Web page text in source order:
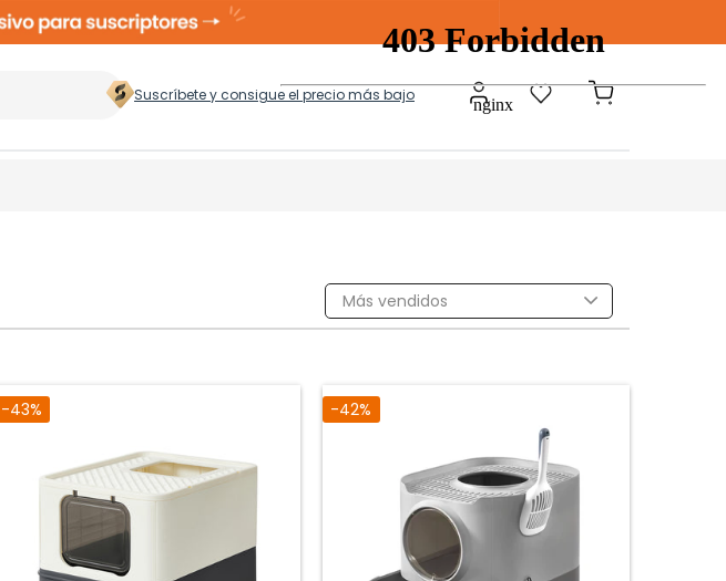
Suscríbete y consigue el precio más bajo
Más vendidos
-43% -42%